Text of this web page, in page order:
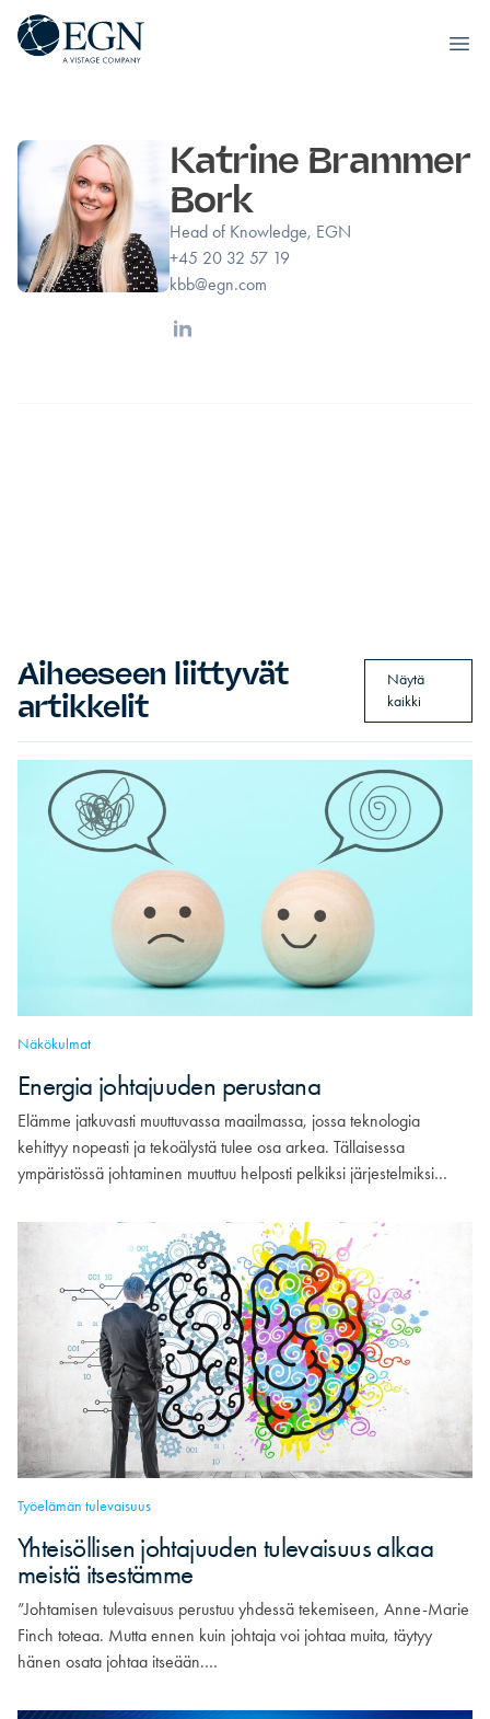
Executives' Global Network
Katrine Brammer
Bork
Head of Knowledge, EGN
+45 20 32 57 19
kbb@egn.com
Linkedin
Aiheeseen liittyvät
artikkelit
Näytä
kaikki
Näkökulmat
Energia johtajuuden perustana
Elämme jatkuvasti muuttuvassa maailmassa, jossa teknologia
kehittyy nopeasti ja tekoälystä tulee osa arkea. Tällaisessa
ympäristössä johtaminen muuttuu helposti pelkiksi järjestelmiksi…
Työelämän tulevaisuus
Yhteisöllisen johtajuuden tulevaisuus alkaa
meistä itsestämme
”Johtamisen tulevaisuus perustuu yhdessä tekemiseen, Anne-Marie
Finch toteaa. Mutta ennen kuin johtaja voi johtaa muita, täytyy
hänen osata johtaa itseään.…